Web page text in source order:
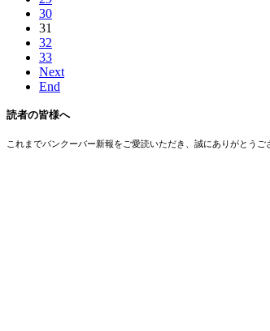
30
31
32
33
Next
End
読者の皆様へ
これまでバンクーバー新報をご愛読いただき、誠にありがとう